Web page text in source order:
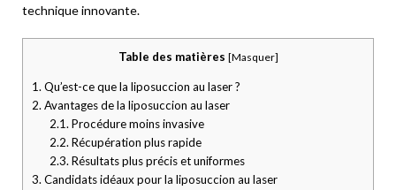
technique innovante.
Table des matières [Masquer]
1.Qu’est-ce que la liposuccion au laser ?
2.Avantages de la liposuccion au laser
2.1.Procédure moins invasive
2.2.Récupération plus rapide
2.3.Résultats plus précis et uniformes
3.Candidats idéaux pour la liposuccion au laser